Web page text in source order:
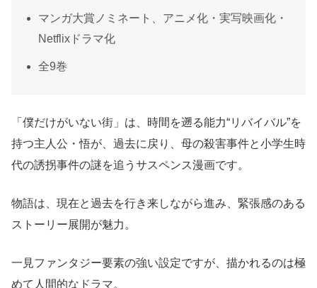
マンガ大賞ノミネート、アニメ化・実写映画化・
Netflixドラマ化
全9巻
「僕だけがいない街」は、時間を遡る能力“リバイバル”を
持つ主人公・悟が、過去に戻り、母の殺害事件と小学生時
代の誘拐事件の謎を追うサスペンス漫画です。
物語は、現在と過去を行き来しながら進み、緊張感のある
ストーリー展開が魅力。
一見ファンタジー要素の強い設定ですが、描かれるのは極
めて人間的なドラマ。